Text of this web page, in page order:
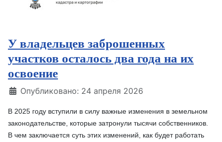
У владельцев заброшенных
участков осталось два года на их
освоение
Информация о материале
Опубликовано: 24 апреля 2026
В 2025 году вступили в силу важные изменения в земельном
законодательстве, которые затронули тысячи собственников.
В чем заключается суть этих изменений, как будет работать